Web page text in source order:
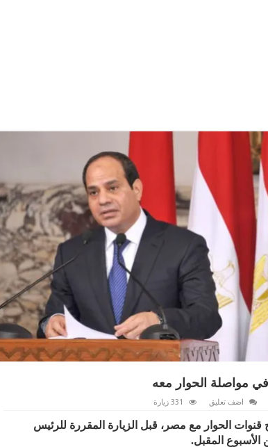
مواصلة الحوار معه
اضف تعليق 331 زيارة
قنوات الحوار مع مصر، قبل الزيارة المقررة للرئيس
الأسبوع المقبل.